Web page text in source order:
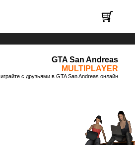
GTA San Andreas
MULTIPLAYER
играйте с друзьями в GTA San Andreas онлайн